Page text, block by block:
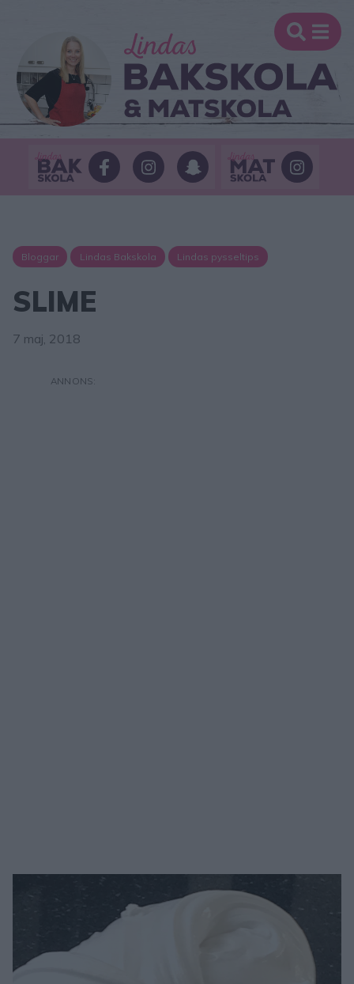
Bloggar Lindas Bakskola Lindas pysseltips
SLIME
7 maj, 2018